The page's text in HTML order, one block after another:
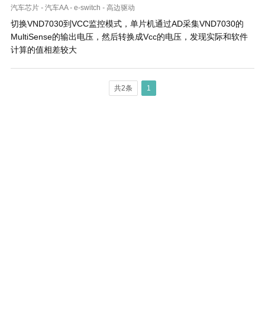
汽车芯片 - 汽车AA - e-switch - 高边驱动
切换VND7030到VCC监控模式，单片机通过AD采集VND7030的
MultiSense的输出电压，然后转换成Vcc的电压，发现实际和软件
计算的值相差较大
共2条 1